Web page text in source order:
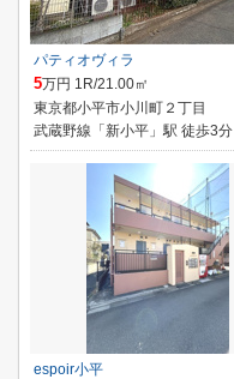
パティオヴィラ
5万円 1R/21.00㎡
東京都小平市小川町２丁目
武蔵野線「新小平」駅 徒歩3分
espoir小平